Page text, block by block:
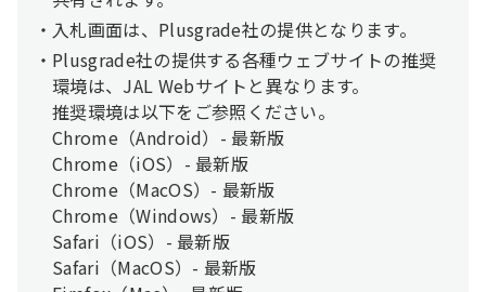
入札画面は、Plusgrade社の提供となります。
Plusgrade社の提供する各種ウェブサイトの推奨
環境は、JAL Webサイトと異なります。
推奨環境は以下をご参照ください。
Chrome（Android）- 最新版
Chrome（iOS）- 最新版
Chrome（MacOS）- 最新版
Chrome（Windows）- 最新版
Safari（iOS）- 最新版
Safari（MacOS）- 最新版